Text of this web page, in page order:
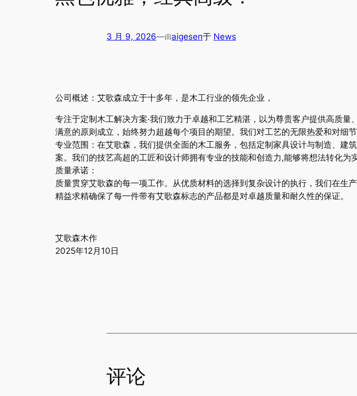
3 月 9, 2026—由aigesen于 News
公司概述：艾歌森成立于十多年，是木工行业的领先企业，
专注于定制木工解决方案·我们致力于卓越和工艺精湛，以为尊贵客户提供高质
满意的原则成立，始终努力超越每个项目的期望。我们对工艺的无限热爱和对细
专业范围：在艾歌森，我们提供全面的木工服务，包括定制家具设计与制造、建
案。我们的技艺高超的工匠和设计师拥有专业的技能和创造力,能够将想法转化为
质量承诺：
质量贯穿艾歌森的每一项工作。从优质材料的选择到复杂设计的执行，我们在生
精益求精确保了每一件带有艾歌森标志的产品都是对卓越质量和耐久性的保证。
艾歌森木作
2025年12月10日
评论